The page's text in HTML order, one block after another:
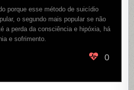
porque esse método de suicídio
o segundo mais popular se não
a perda da consciência e hipóxia, há
e sofrimento.
0